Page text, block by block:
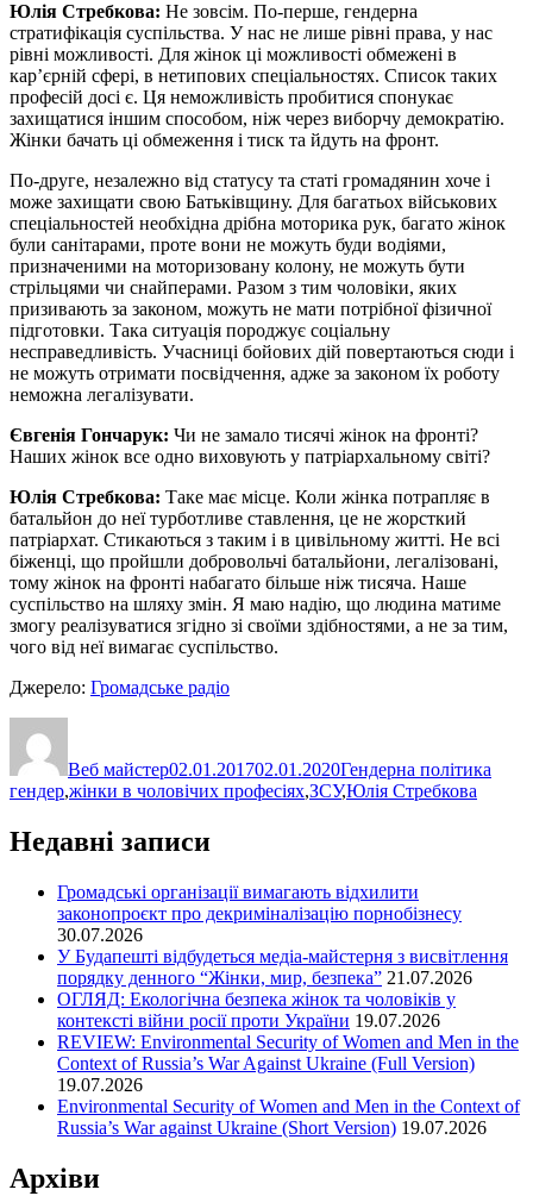
Юлія Стребкова: Не зовсім. По-перше, гендерна
стратифікація суспільства. У нас не лише рівні права, у нас
рівні можливості. Для жінок ці можливості обмежені в
кар’єрній сфері, в нетипових спеціальностях. Список таких
професій досі є. Ця неможливість пробитися спонукає
захищатися іншим способом, ніж через виборчу демократію.
Жінки бачать ці обмеження і тиск та йдуть на фронт.
По-друге, незалежно від статусу та статі громадянин хоче і
може захищати свою Батьківщину. Для багатьох військових
спеціальностей необхідна дрібна моторика рук, багато жінок
були санітарами, проте вони не можуть буди водіями,
призначеними на моторизовану колону, не можуть бути
стрільцями чи снайперами. Разом з тим чоловіки, яких
призивають за законом, можуть не мати потрібної фізичної
підготовки. Така ситуація породжує соціальну
несправедливість. Учасниці бойових дій повертаються сюди i
не можуть отримати посвідчення, адже за законом їх роботу
неможна легалізувати.
Євгенія Гончарук: Чи не замало тисячі жінок на фронті?
Наших жінок все одно виховують у патріархальному світі?
Юлія Стребкова: Таке має місце. Коли жінка потрапляє в
батальйон до неї турботливе ставлення, це не жорсткий
патріархат. Стикаються з таким і в цивільному житті. Не всі
біженці, що пройшли добровольчі батальйони, легалізовані,
тому жінок на фронті набагато більше ніж тисяча. Наше
суспільство на шляху змін. Я маю надію, що людина матиме
змогу реалізуватися згідно зі своїми здібностями, а не за тим,
чого від неї вимагає суспільство.
Джерело: Громадське радіо
Веб майстер02.01.201702.01.2020Гендерна політика
гендер,жінки в чоловічих професіях,ЗСУ,Юлія Стребкова
Недавні записи
Громадські організації вимагають відхилити
законопроєкт про декриміналізацію порнобізнесу
30.07.2026
У Будапешті відбудеться медіа-майстерня з висвітлення
порядку денного “Жінки, мир, безпека” 21.07.2026
ОГЛЯД: Екологічна безпека жінок та чоловіків у
контексті війни росії проти України 19.07.2026
REVIEW: Environmental Security of Women and Men in the
Context of Russia’s War Against Ukraine (Full Version)
19.07.2026
Environmental Security of Women and Men in the Context of
Russia’s War against Ukraine (Short Version) 19.07.2026
Архіви